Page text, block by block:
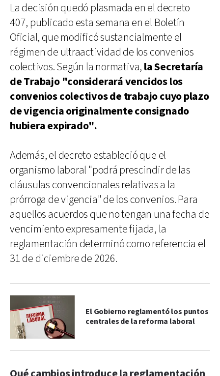
La decisión quedó plasmada en el decreto
407, publicado esta semana en el Boletín
Oficial, que modificó sustancialmente el
régimen de ultraactividad de los convenios
colectivos. Según la normativa, la Secretaría
de Trabajo "considerará vencidos los
convenios colectivos de trabajo cuyo plazo
de vigencia originalmente consignado
hubiera expirado".
Además, el decreto estableció que el
organismo laboral "podrá prescindir de las
cláusulas convencionales relativas a la
prórroga de vigencia" de los convenios. Para
aquellos acuerdos que no tengan una fecha de
vencimiento expresamente fijada, la
reglamentación determinó como referencia el
31 de diciembre de 2026.
El Gobierno reglamentó los puntos
centrales de la reforma laboral